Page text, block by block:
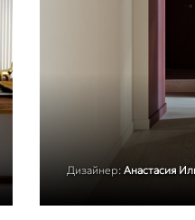
Дизайнер: Анастасия